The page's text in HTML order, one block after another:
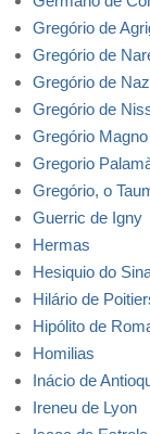
Gregório de
Gregório de
Gregório de
Gregório de
Gregório Magno
Gregorio
Gregório, o
Guerric de Igny
Hermas
Hesiquio do
Hilário de
Hipólito de
Homilias
Inácio de
Ireneu de Lyon